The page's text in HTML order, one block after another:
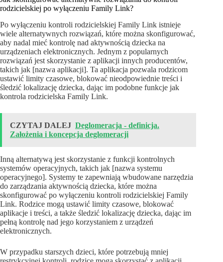
rodzicielskiej po wyłączeniu Family Link?
Po wyłączeniu kontroli rodzicielskiej Family Link istnieje
wiele alternatywnych rozwiązań, które można skonfigurować,
aby nadal mieć kontrolę nad aktywnością dziecka na
urządzeniach elektronicznych. Jednym z popularnych
rozwiązań jest skorzystanie z aplikacji innych producentów,
takich jak [nazwa aplikacji]. Ta aplikacja pozwala rodzicom
ustawić limity czasowe, blokować nieodpowiednie treści i
śledzić lokalizację dziecka, dając im podobne funkcje jak
kontrola rodzicielska Family Link.
CZYTAJ DALEJ Deglomeracja - definicja.
Założenia i koncepcja deglomeracji
Inną alternatywą jest skorzystanie z funkcji kontrolnych
systemów operacyjnych, takich jak [nazwa systemu
operacyjnego]. Systemy te zapewniają wbudowane narzędzia
do zarządzania aktywnością dziecka, które można
skonfigurować po wyłączeniu kontroli rodzicielskiej Family
Link. Rodzice mogą ustawić limity czasowe, blokować
aplikacje i treści, a także śledzić lokalizację dziecka, dając im
pełną kontrolę nad jego korzystaniem z urządzeń
elektronicznych.
W przypadku starszych dzieci, które potrzebują mniej